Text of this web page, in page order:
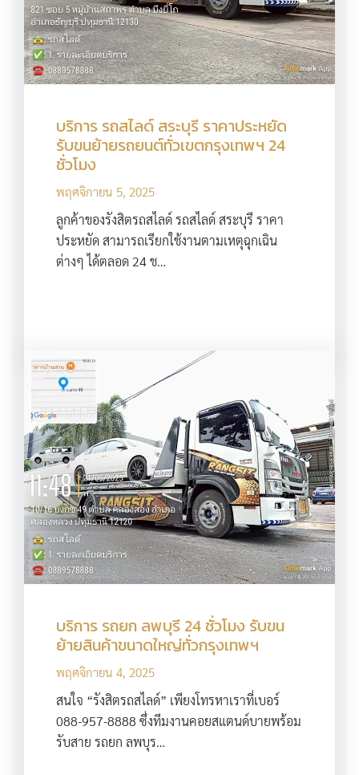
บริการ รถสไลด์ สระบุรี ราคาประหยัด
รับขนย้ายรถยนต์ทั่วเขตกรุงเทพฯ 24
ชั่วโมง
พฤศจิกายน 5, 2025
ลูกค้าของรังสิตรถสไลด์ รถสไลด์ สระบุรี ราคา
ประหยัด สามารถเรียกใช้งานตามเหตุฉุกเฉิน
ต่างๆ ได้ตลอด 24 ช…
บริการ รถยก ลพบุรี 24 ชั่วโมง รับขน
ย้ายสินค้าขนาดใหญ่ทั่วกรุงเทพฯ
พฤศจิกายน 4, 2025
สนใจ “รังสิตรถสไลด์” เพียงโทรหาเราที่เบอร์
088-957-8888 ซึ่งทีมงานคอยสแตนด์บายพร้อม
รับสาย รถยก ลพบุร…